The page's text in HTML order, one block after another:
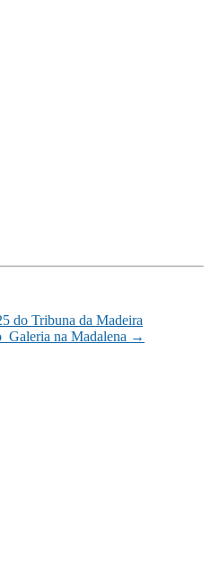
do Tribuna da Madeira
na Madalena →